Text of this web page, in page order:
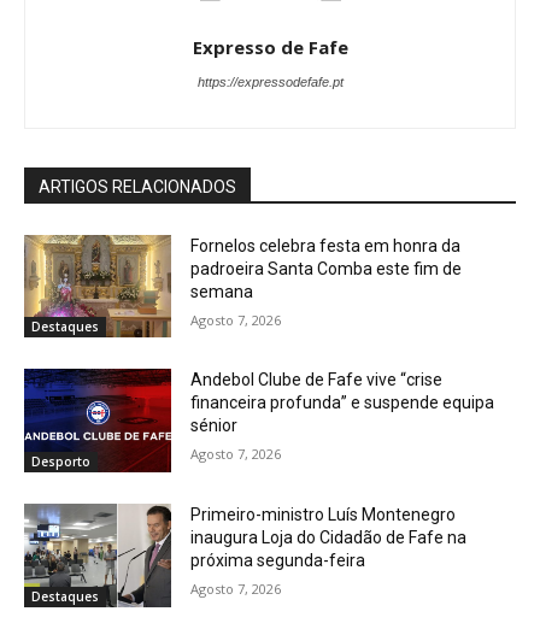
Expresso de Fafe
https://expressodefafe.pt
ARTIGOS RELACIONADOS
Destaques
Fornelos celebra festa em honra da
padroeira Santa Comba este fim de
semana
Agosto 7, 2026
Desporto
Andebol Clube de Fafe vive “crise
financeira profunda” e suspende equipa
sénior
Agosto 7, 2026
Destaques
Primeiro-ministro Luís Montenegro
inaugura Loja do Cidadão de Fafe na
próxima segunda-feira
Agosto 7, 2026